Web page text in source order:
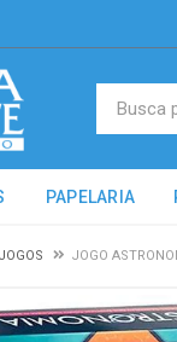
PAPELARIA
JOGOS JOGO